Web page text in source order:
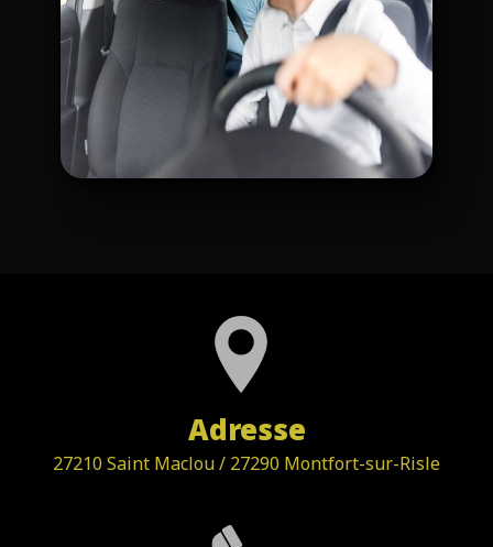
Adresse
27210 Saint Maclou / 27290 Montfort-sur-Risle